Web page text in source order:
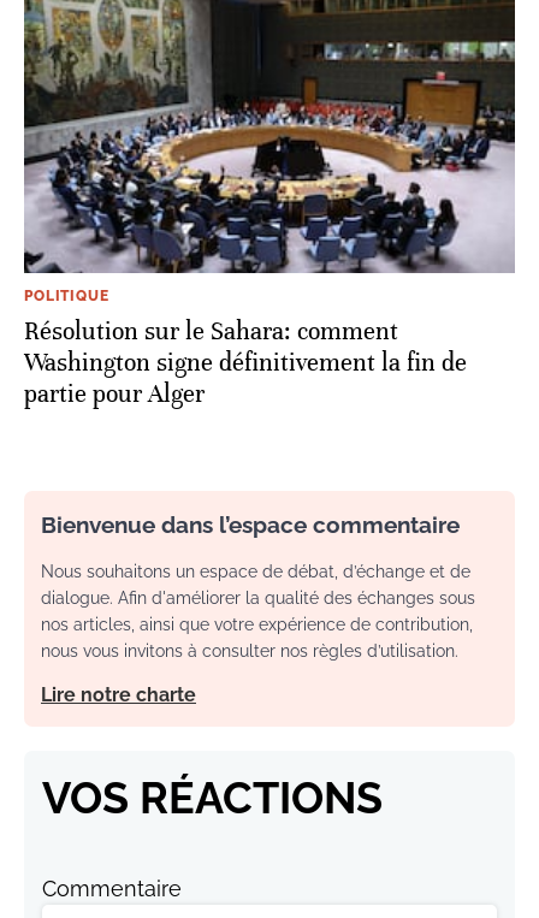
POLITIQUE
Résolution sur le Sahara: comment
Washington signe définitivement la fin de
partie pour Alger
Bienvenue dans l’espace commentaire
Nous souhaitons un espace de débat, d’échange et de
dialogue. Afin d'améliorer la qualité des échanges sous
nos articles, ainsi que votre expérience de contribution,
nous vous invitons à consulter nos règles d’utilisation.
Lire notre charte
VOS RÉACTIONS
Commentaire